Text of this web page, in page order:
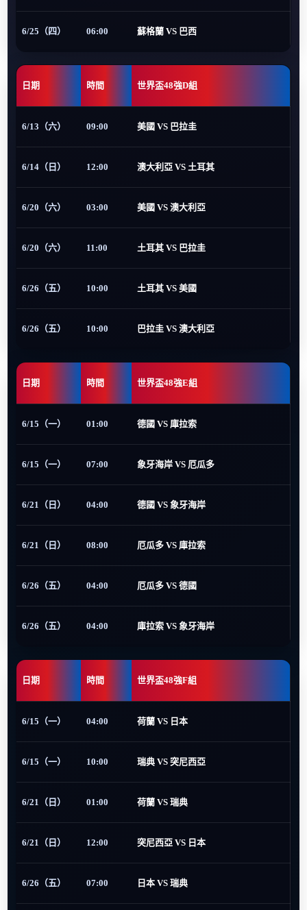
6/25（四） 06:00 蘇格蘭 VS 巴西
日期 時間 世界盃48強D組
6/13（六） 09:00 美國 VS 巴拉圭
6/14（日） 12:00 澳大利亞 VS 土耳其
6/20（六） 03:00 美國 VS 澳大利亞
6/20（六） 11:00 土耳其 VS 巴拉圭
6/26（五） 10:00 土耳其 VS 美國
6/26（五） 10:00 巴拉圭 VS 澳大利亞
日期 時間 世界盃48強E組
6/15（一） 01:00 德國 VS 庫拉索
6/15（一） 07:00 象牙海岸 VS 厄瓜多
6/21（日） 04:00 德國 VS 象牙海岸
6/21（日） 08:00 厄瓜多 VS 庫拉索
6/26（五） 04:00 厄瓜多 VS 德國
6/26（五） 04:00 庫拉索 VS 象牙海岸
日期 時間 世界盃48強F組
6/15（一） 04:00 荷蘭 VS 日本
6/15（一） 10:00 瑞典 VS 突尼西亞
6/21（日） 01:00 荷蘭 VS 瑞典
6/21（日） 12:00 突尼西亞 VS 日本
6/26（五） 07:00 日本 VS 瑞典